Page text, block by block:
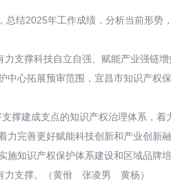
结2025年工作成绩，分析当前形势
支撑科技自立自强、赋能产业强链
心拓展预审范围，宜昌市知识产权
撑建成支点的知识产权治理体系，
完善更好赋能科技创新和产业创新
知识产权保护体系建设和区域品牌
力支撑。（黄佾 张凌男 黄杨）